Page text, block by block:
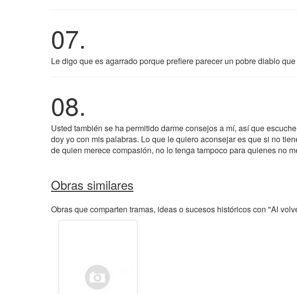
07.
Le digo que es agarrado porque prefiere parecer un pobre diablo
08.
Usted también se ha permitido darme consejos a mí, así que
doy yo con mis palabras. Lo que le quiero aconsejar es que si no
de quien merece compasión, no lo tenga tampoco para quienes no
Obras similares
Obras que comparten tramas, ideas o sucesos históricos con "Al